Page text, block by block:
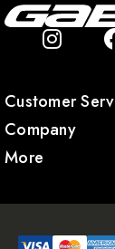
Customer
Company
More